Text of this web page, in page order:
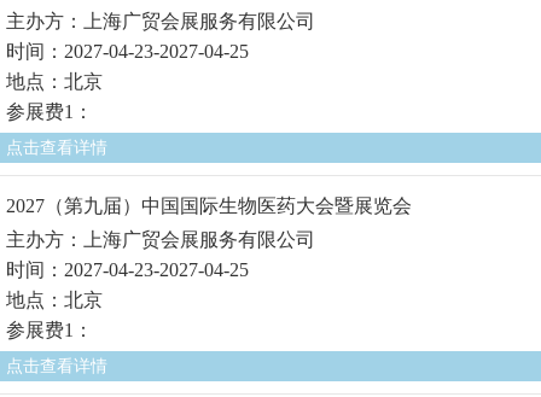
主办方：上海广贸会展服务有限公司
时间：2027-04-23-2027-04-25
地点：北京
参展费1：
点击查看详情
2027（第九届）中国国际生物医药大会暨展览会
主办方：上海广贸会展服务有限公司
时间：2027-04-23-2027-04-25
地点：北京
参展费1：
点击查看详情